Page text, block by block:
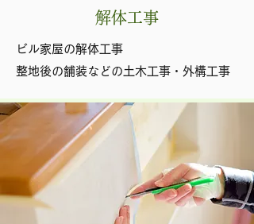
解体工事
ビル家屋の解体工事
整地後の舗装などの土木工事・外構工事